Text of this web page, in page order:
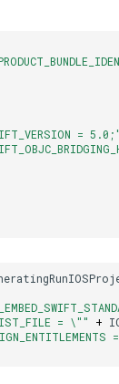
= 5.0;"
= \"" +